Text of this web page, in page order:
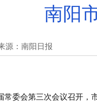
南阳
源：南阳日报
常委会第三次会议召开，